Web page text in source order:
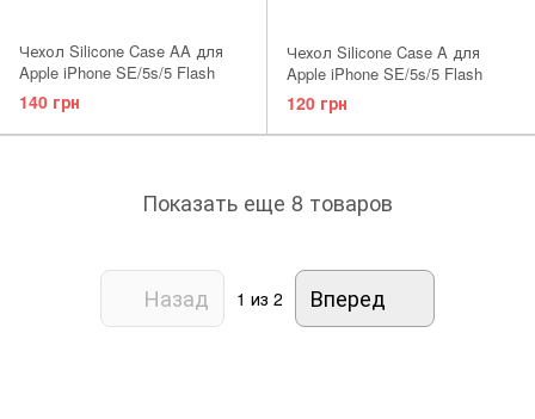
Чехол Silicone Case AA для
Apple iPhone SE/5s/5 Flash
140 грн
Чехол Silicone Case A для
Apple iPhone SE/5s/5 Flash
120 грн
Показать еще 8 товаров
Назад 1 из 2 Вперед